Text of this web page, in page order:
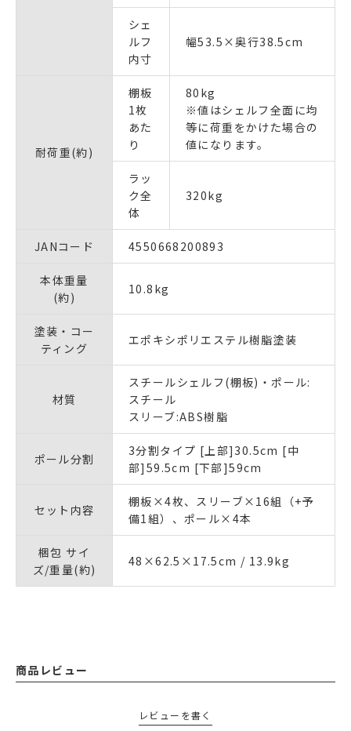
シェ
ルフ
内寸
幅53.5×奥行38.5cm
耐荷重(約)
棚板
1枚
あた
り
80kg
※値はシェルフ全面に均
等に荷重をかけた場合の
値になります。
ラッ
ク全
体
320kg
JANコード 4550668200893
本体重量
(約)
10.8kg
塗装・コー
ティング
エポキシポリエステル樹脂塗装
材質
スチールシェルフ(棚板)・ポール:
スチール
スリーブ:ABS樹脂
ポール分割
3分割タイプ [上部]30.5cm [中
部]59.5cm [下部]59cm
セット内容
棚板×4枚、スリーブ×16組（+予
備1組）、ポール×4本
梱包 サイ
ズ/重量(約)
48×62.5×17.5cm / 13.9kg
商品レビュー
レビューを書く